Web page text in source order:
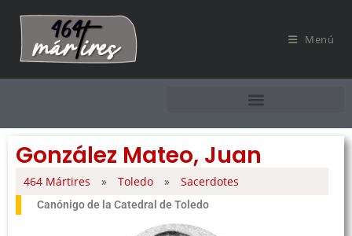
Menú
González Mateo, Juan
464 Mártires » Toledo » Sacerdotes
Canónigo de la Catedral de Toledo